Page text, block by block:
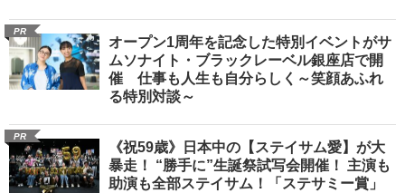
PR
オープン1周年を記念した特別イベントがサ
ムソナイト・ブラックレーベル銀座店で開
催 仕事も人生も自分らしく～笑顔あふれ
る特別対談～
PR
《祝59歳》日本中の【ステイサム愛】が大
暴走！ “勝手に”生誕祭試写会開催！ 主演も
助演も全部ステイサム！「ステサミー賞」